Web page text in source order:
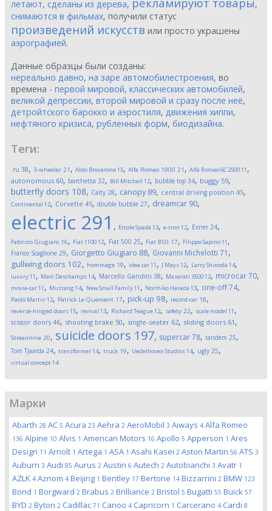
летают, сделаны из дерева,
,
снимаются в фильмах, получили статус
произведений искусств или просто украшены
аэрографией.
Данные образцы были созданы:
нереально давно, на заре автомобилестроения, во
времена - первой мировой, классических автомобилей,
великой депрессии, второй мировой и сразу после неё,
детройтского барокко и аэростиля, движения хиппи,
нефтяного кризиса, рубленных форм, биодизайна.
Теги:
.ru 38, 3-wheeler 21 , Aldo Brovarone15, Alfa Romeo 1900 21 , Alfa Romeo 6C 250011 ,
autonomous 60, barchetta 32, Bill Mitchell 12, bubble top 34, buggy 59,
butterfly doors 108, Calty 28, canopy 89, central driving position 45,
Continental 12, Corvette 45, double bubble 27, dreamcar 90,
electric 291 , Ercole Spada 13, e-tron 12, Exner 24,
Fabrizio Giugiaro 16, Fiat 110012, Fiat 500 25, Fiat 850 17, Filippo Sapino11 ,
Franco Scaglione 29, Giorgetto Giugiaro 88, Giovanni Michelotti 71 ,
gullwing doors 102, hommage 19, idea car11 , J Mays12, Larry Shinoda 14,
luxury11 , Marc Deschamps14, Marcello Gandini 38, Maserati 350012, microcar70,
movie-car11 , Mustang 14, New Small Family11 , Norihiko Harada 13, one-off74,
Paolo Martin 12, Patrick Le Quement 17, pick-up 98, record-car 18,
reverse-hinged doors15, revival 13, Richard Teague12, safety 22, scale model 11 ,
scissor doors 46, shooting brake 50, single-seater 62, sliding doors 61 ,
Streamline 20, suicide doors 197, supercar78, tandem 25,
Tom Tjaarda 24, transformer14, truck 19, Uedelhoven Studios14, ugly 25,
virtual concept14
Марки
Abarth 28 AC 5 Acura 23 Aehra 2 AeroMobil 3 Aiways 4 Alfa Romeo
136 Alpine 10 Alvis 1 American Motors 16 Apollo 5 Apperson 1 Ares
Design 11 Arnolt 1 Artega 1 ASA 1 Asahi Kasei 2 Aston Martin 56 ATS 3
Auburn 3 Audi 85 Aurus 2 Austin 6 Autech 2 Autobianchi 3 Avatr 1
AZLK 4 Aznom 4 Beijing 1 Bentley 17 Bertone 14 Bizzarrini 2 BMW 123
Bond 1 Borgward 2 Brabus 2 Brilliance 2 Bristol 5 Bugatti 55 Buick 57
BYD 2 Byton 2 Cadillac 71 Canoo 4 Capricorn 1 Carcerano 4 Cardi 8